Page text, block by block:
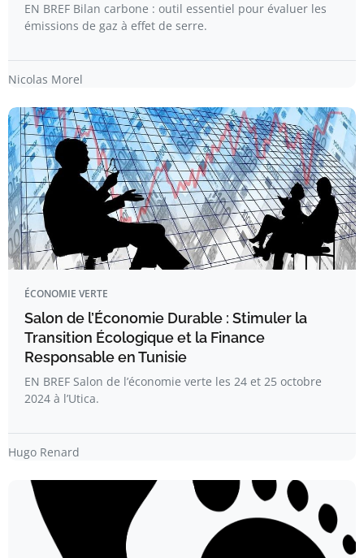
EN BREF Bilan carbone : outil essentiel pour évaluer les
émissions de gaz à effet de serre.
Nicolas Morel
ÉCONOMIE VERTE
Salon de l’Économie Durable : Stimuler la
Transition Écologique et la Finance
Responsable en Tunisie
EN BREF Salon de l’économie verte les 24 et 25 octobre
2024 à l’Utica.
Hugo Renard